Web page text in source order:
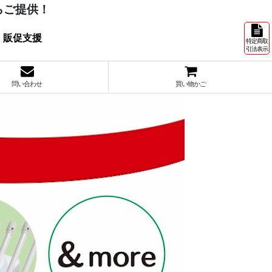
提供！
促支援
特定商取
引法表示
問い合わせ 買い物かご